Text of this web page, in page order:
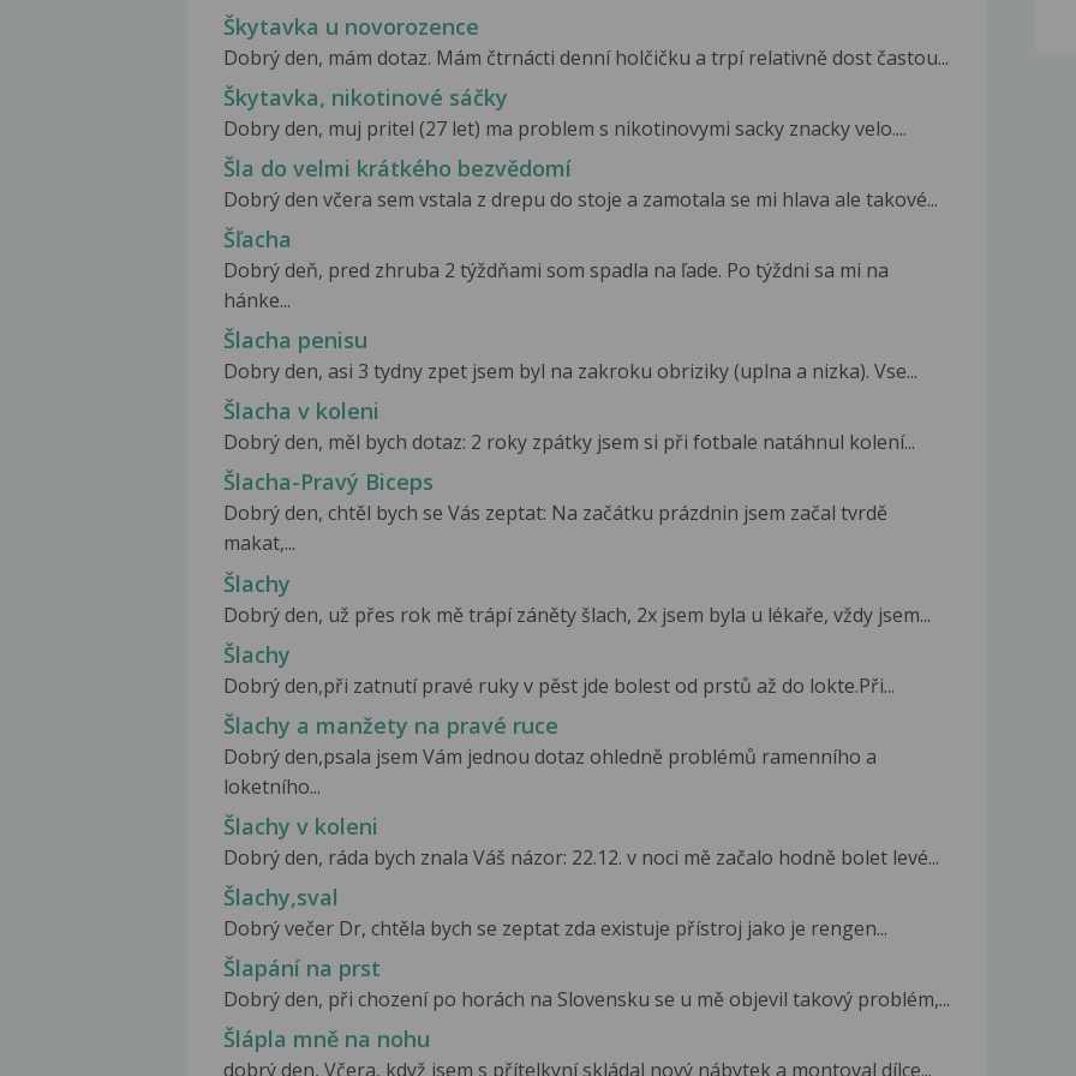
Škytavka u novorozence
Dobrý den, mám dotaz. Mám čtrnácti denní holčičku a trpí relativně dost častou...
Škytavka, nikotinové sáčky
Dobry den, muj pritel (27 let) ma problem s nikotinovymi sacky znacky velo....
Šla do velmi krátkého bezvědomí
Dobrý den včera sem vstala z drepu do stoje a zamotala se mi hlava ale takové...
Šľacha
Dobrý deň, pred zhruba 2 týždňami som spadla na ľade. Po týždni sa mi na
hánke...
Šlacha penisu
Dobry den, asi 3 tydny zpet jsem byl na zakroku obriziky (uplna a nizka). Vse...
Šlacha v koleni
Dobrý den, měl bych dotaz: 2 roky zpátky jsem si při fotbale natáhnul kolení...
Šlacha-Pravý Biceps
Dobrý den, chtěl bych se Vás zeptat: Na začátku prázdnin jsem začal tvrdě
makat,...
Šlachy
Dobrý den, už přes rok mě trápí záněty šlach, 2x jsem byla u lékaře, vždy jsem...
Šlachy
Dobrý den,při zatnutí pravé ruky v pěst jde bolest od prstů až do lokte.Při...
Šlachy a manžety na pravé ruce
Dobrý den,psala jsem Vám jednou dotaz ohledně problémů ramenního a
loketního...
Šlachy v koleni
Dobrý den, ráda bych znala Váš názor: 22.12. v noci mě začalo hodně bolet levé...
Šlachy,sval
Dobrý večer Dr, chtěla bych se zeptat zda existuje přístroj jako je rengen...
Šlapání na prst
Dobrý den, při chození po horách na Slovensku se u mě objevil takový problém,...
Šlápla mně na nohu
dobrý den, Včera, když jsem s přítelkyní skládal nový nábytek a montoval dílce...